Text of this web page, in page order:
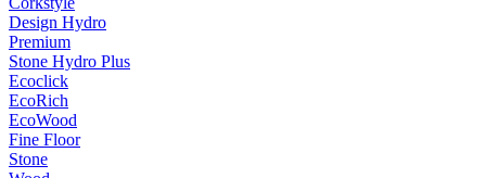
Design Hydro
Premium
Stone Hydro Plus
Ecoclick
EcoRich
EcoWood
Fine Floor
Stone